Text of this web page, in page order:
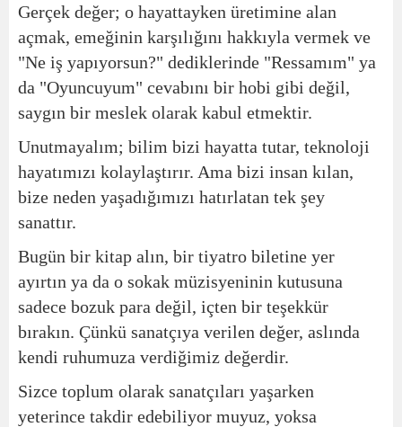
Gerçek değer; o hayattayken üretimine alan
açmak, emeğinin karşılığını hakkıyla vermek ve
"Ne iş yapıyorsun?" dediklerinde "Ressamım" ya
da "Oyuncuyum" cevabını bir hobi gibi değil,
saygın bir meslek olarak kabul etmektir.
Unutmayalım; bilim bizi hayatta tutar, teknoloji
hayatımızı kolaylaştırır. Ama bizi insan kılan,
bize neden yaşadığımızı hatırlatan tek şey
sanattır.
Bugün bir kitap alın, bir tiyatro biletine yer
ayırtın ya da o sokak müzisyeninin kutusuna
sadece bozuk para değil, içten bir teşekkür
bırakın. Çünkü sanatçıya verilen değer, aslında
kendi ruhumuza verdiğimiz değerdir.
Sizce toplum olarak sanatçıları yaşarken
yeterince takdir edebiliyor muyuz, yoksa